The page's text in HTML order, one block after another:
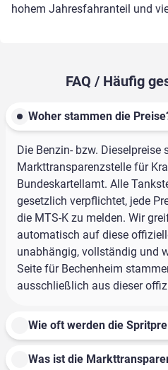
hohem Jahresfahranteil und
FAQ / Häufig
Woher stammen die
Die Benzin- bzw.
Markttransparenzstelle für
Bundeskartellamt. Alle
gesetzlich verpflichtet, jede
die MTS-K zu melden. Wir
automatisch auf diese
unabhängig, vollständig und
Seite für Bechenheim
ausschließlich aus dieser
Wie oft werden die
Was ist die